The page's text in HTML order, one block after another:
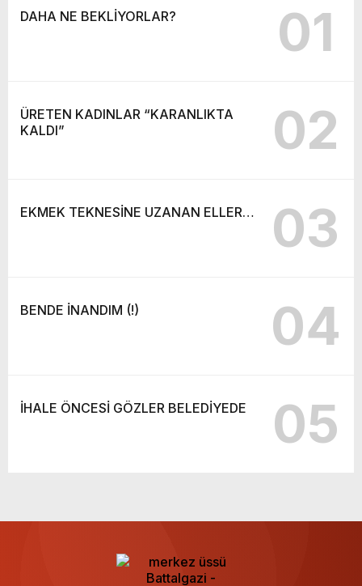
DAHA NE BEKLİYORLAR? 01
ÜRETEN KADINLAR “KARANLIKTA
KALDI”
02
EKMEK TEKNESİNE UZANAN ELLER… 03
BENDE İNANDIM (!) 04
İHALE ÖNCESİ GÖZLER BELEDİYEDE 05